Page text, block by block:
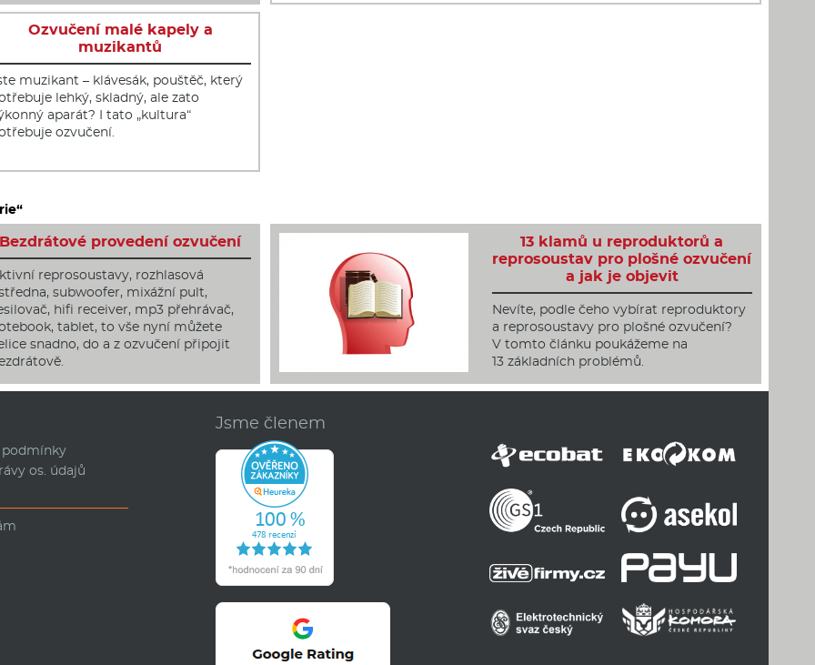
Ozvučení malé kapely a
muzikantů
muzikant – klávesák, pouštěč, který
lehký, skladný, ale zato
aparát? I tato „kultura“
ozvučení.
Bezdrátové provedení ozvučení
reprosoustavy, rozhlasová
subwoofer, mixážní pult,
hifi receiver, mp3 přehrávač,
tablet, to vše nyní můžete
snadno, do a z ozvučení připojit
13 klamů u reproduktorů a
reprosoustav pro plošné ozvučení
a jak je objevit
Nevíte, podle čeho vybírat reproduktory
a reprosoustavy pro plošné ozvučení?
V tomto článku poukážeme na
13 základních problémů.
os. údajů
Jsme členem